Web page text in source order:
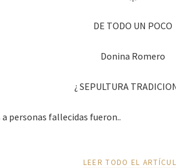
DE TODO UN POCO
Donina Romero
¿ SEPULTURA
personas fallecidas fueron..
LEER TODO EL